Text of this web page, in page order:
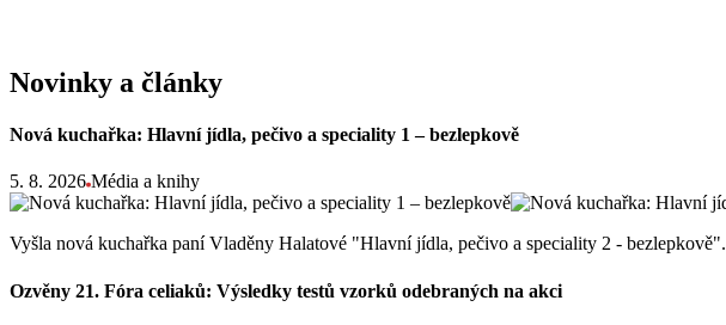
Novinky a články
Nová kuchařka: Hlavní jídla, pečivo a speciality 1 – bezlepkově
5. 8. 2026 Média a knihy
Vyšla nová kuchařka paní Vladěny Halatové "Hlavní jídla, pečivo a speciality 2 - bezlepkově".
Ozvěny 21. Fóra celiaků: Výsledky testů vzorků odebraných na akci